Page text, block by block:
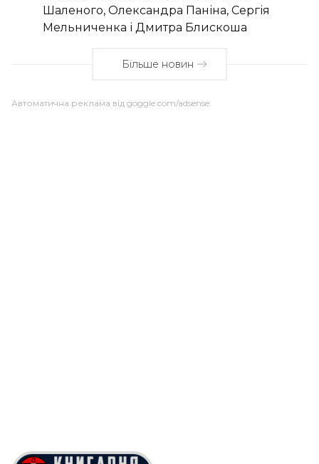
Шаленого, Олександра Паніна, Сергія
Мельниченка і Дмитра Блискоша
Більше новин
Автоматична реклама від goggle.com/adsense: